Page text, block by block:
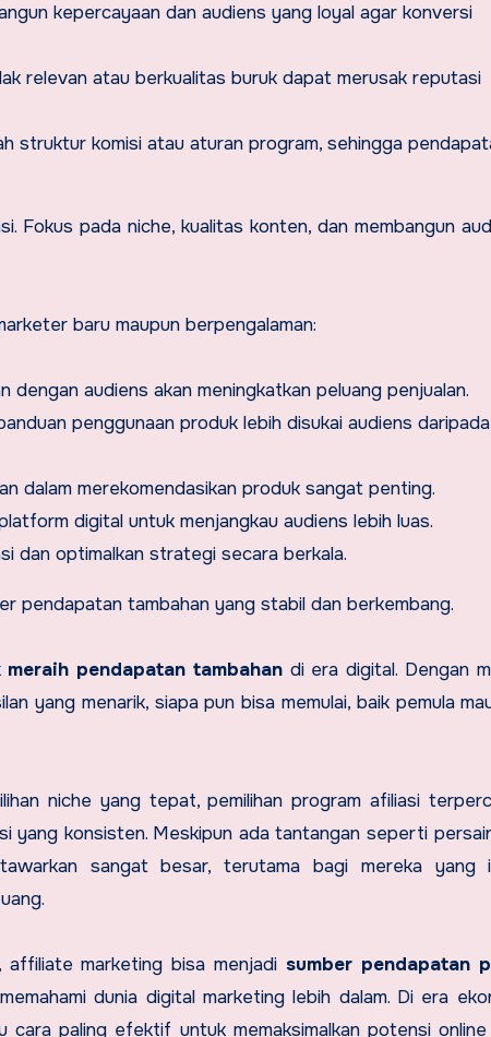
kepercayaan dan audiens yang loyal agar konversi
relevan atau berkualitas buruk dapat merusak reputasi
struktur komisi atau aturan program, sehingga
Fokus pada niche, kualitas konten, dan membangun
baru maupun berpengalaman:
dengan audiens akan meningkatkan peluang penjualan.
penggunaan produk lebih disukai audiens daripada
dalam merekomendasikan produk sangat penting.
digital untuk menjangkau audiens lebih luas.
dan optimalkan strategi secara berkala.
pendapatan tambahan yang stabil dan berkembang.
meraih pendapatan tambahandi era digital. Dengan
yang menarik, siapa pun bisa memulai, baik pemula
niche yang tepat, pemilihan program afiliasi
konsisten. Meskipun ada tantangan seperti
sangat besar, terutama bagi mereka yang
marketing bisa menjadi sumber pendapatan
dunia digital marketing lebih dalam. Di era
paling efektif untuk memaksimalkan potensi